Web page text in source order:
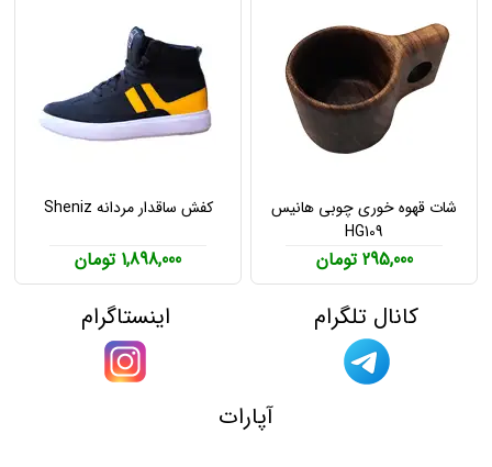
شات قهوه خوری چوبی هانیس
HG109
295,000 تومان
کفش ساقدار مردانه Sheniz
1,898,000 تومان
کانال تلگرام اینستاگرام
آپارات